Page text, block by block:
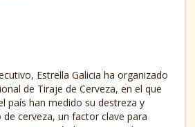
Estrella Galicia ha organizado
de Tiraje de Cerveza, en el que
país han medido su destreza y
de cerveza, un factor clave para